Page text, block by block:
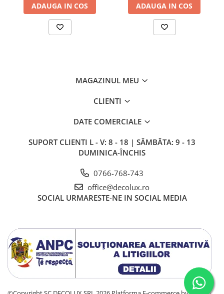
ADAUGA IN COS ADAUGA IN COS
MAGAZINUL MEU
CLIENTI
DATE COMERCIALE
SUPORT CLIENTI L - V: 8 - 18 | SÂMBĂTA: 9 - 13
DUMINICA-ÎNCHIS
0766-768-743
office@decolux.ro
SOCIAL URMARESTE-NE IN SOCIAL MEDIA